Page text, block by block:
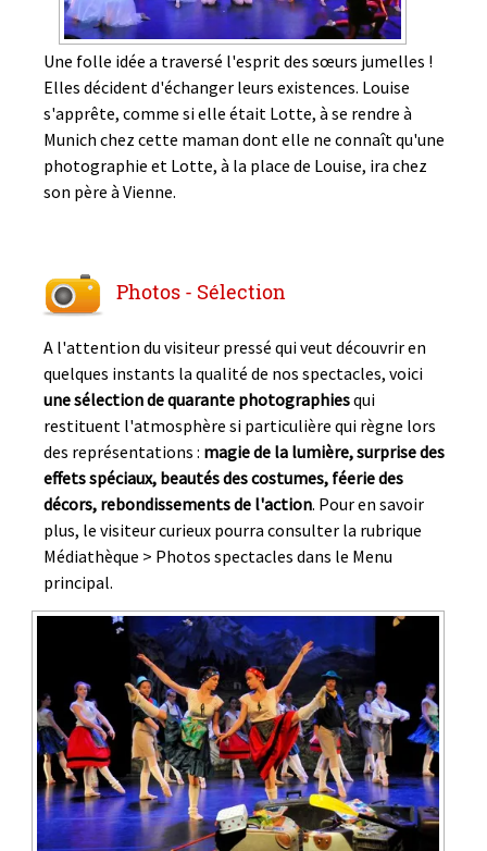
Une folle idée a traversé l'esprit des sœurs jumelles !
Elles décident d'échanger leurs existences. Louise
s'apprête, comme si elle était Lotte, à se rendre à
Munich chez cette maman dont elle ne connaît qu'une
photographie et Lotte, à la place de Louise, ira chez
son père à Vienne.
Photos - Sélection
A l'attention du visiteur pressé qui veut découvrir en
quelques instants la qualité de nos spectacles, voici
une sélection de quarante photographiesqui
restituent l'atmosphère si particulière qui règne lors
des représentations : magie de la lumière, surprise des
effets spéciaux, beautés des costumes, féerie des
décors, rebondissements de l'action. Pour en savoir
plus, le visiteur curieux pourra consulter la rubrique
Médiathèque > Photos spectacles dans le Menu
principal.